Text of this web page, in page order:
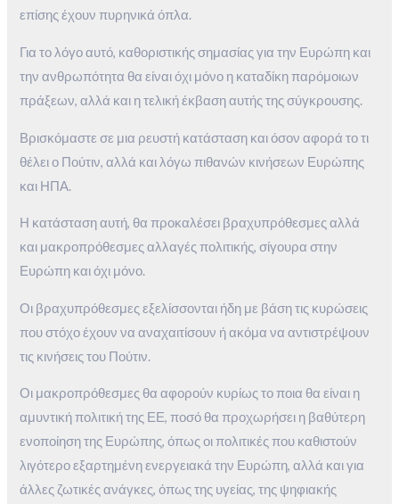
επίσης έχουν πυρηνικά όπλα.
Για το λόγο αυτό, καθοριστικής σημασίας για την Ευρώπη και
την ανθρωπότητα θα είναι όχι μόνο η καταδίκη παρόμοιων
πράξεων, αλλά και η τελική έκβαση αυτής της σύγκρουσης.
Βρισκόμαστε σε μια ρευστή κατάσταση και όσον αφορά το τι
θέλει ο Πούτιν, αλλά και λόγω πιθανών κινήσεων Ευρώπης
και ΗΠΑ.
Η κατάσταση αυτή, θα προκαλέσει βραχυπρόθεσμες αλλά
και μακροπρόθεσμες αλλαγές πολιτικής, σίγουρα στην
Ευρώπη και όχι μόνο.
Οι βραχυπρόθεσμες εξελίσσονται ήδη με βάση τις κυρώσεις
που στόχο έχουν να αναχαιτίσουν ή ακόμα να αντιστρέψουν
τις κινήσεις του Πούτιν.
Οι μακροπρόθεσμες θα αφορούν κυρίως το ποια θα είναι η
αμυντική πολιτική της ΕΕ, ποσό θα προχωρήσει η βαθύτερη
ενοποίηση της Ευρώπης, όπως οι πολιτικές που καθιστούν
λιγότερο εξαρτημένη ενεργειακά την Ευρώπη, αλλά και για
άλλες ζωτικές ανάγκες, όπως της υγείας, της ψηφιακής